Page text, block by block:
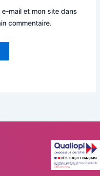
mail et mon site dans
commentaire.